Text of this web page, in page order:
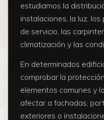
estudiamos la
instalaciones, la luz,
de servicio, las
climatización y las
En determinados
comprobar la
elementos comunes y
afectar a fachadas,
exteriores o